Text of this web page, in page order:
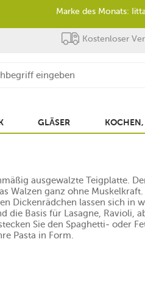
Kostenloser
GLÄSER
ausgewalzte Teigplatte.
Walzen ganz ohne
Dickenrädchen lassen sich in
die Basis für Lasagne, Ravioli,
Sie den Spaghetti- oder
Pasta in Form.
Marke des Monats: